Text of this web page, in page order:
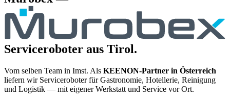
Serviceroboter aus Tirol.
Vom selben Team in Imst. Als KEENON-Partner in Österreich
liefern wir Serviceroboter für Gastronomie, Hotellerie, Reinigung
und Logistik — mit eigener Werkstatt und Service vor Ort.